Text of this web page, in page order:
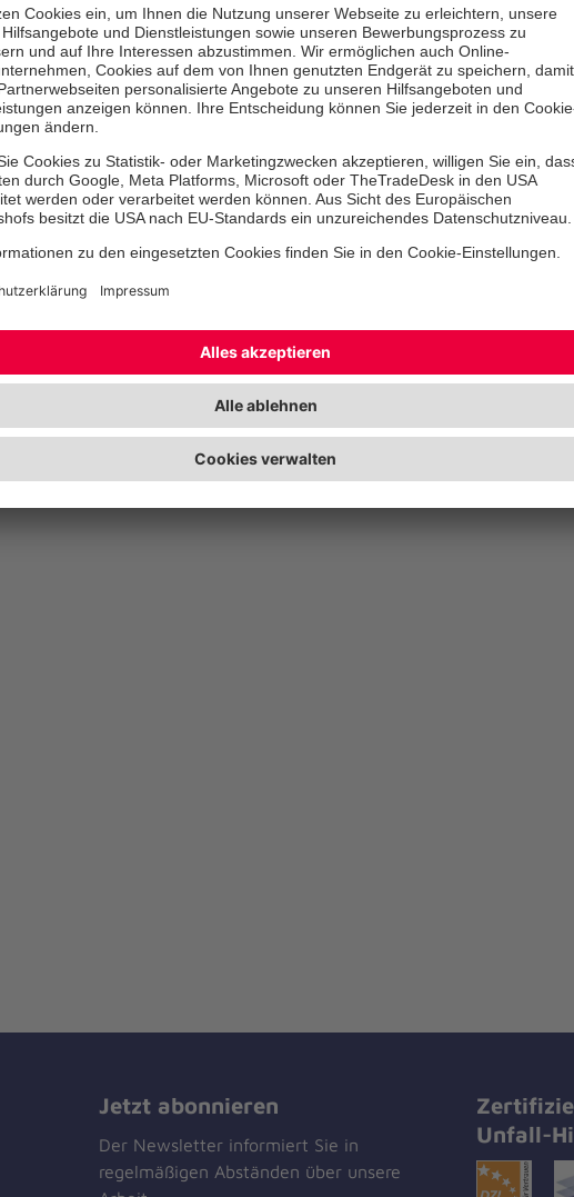
Gerne vereinbaren wir mit Ihnen einen
individuellen Termin - melden Sie sich
bei uns!
Jetzt abonnieren
Der Newsletter informiert Sie in
regelmäßigen Abständen über unsere
Unfall-